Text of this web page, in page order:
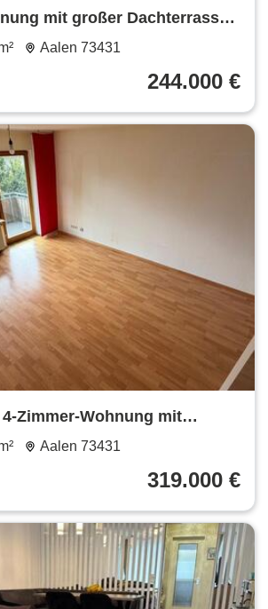
mit großer Dachterrasse
!
Aalen 73431
244.000 €
Zimmer-Wohnung mit
& Garage
Aalen 73431
319.000 €